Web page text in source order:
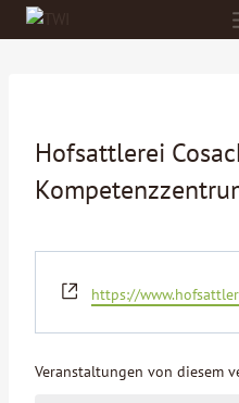
Zum
Inhalt
Hofsattlerei
Webseite
https://
Veranstaltungen von diesem